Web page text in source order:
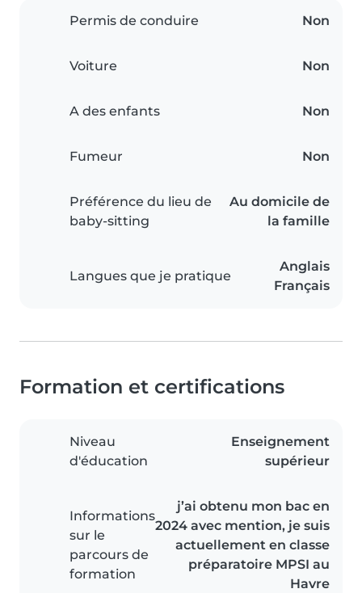
Permis de conduire Non
Voiture Non
A des enfants Non
Fumeur Non
Préférence du lieu de
baby-sitting
Au domicile de
la famille
Langues que je pratique
Anglais
Français
Formation et certifications
Niveau
d'éducation
Enseignement
supérieur
Informations
sur le
parcours de
formation
j’ai obtenu mon bac en
2024 avec mention, je suis
actuellement en classe
préparatoire MPSI au
Havre